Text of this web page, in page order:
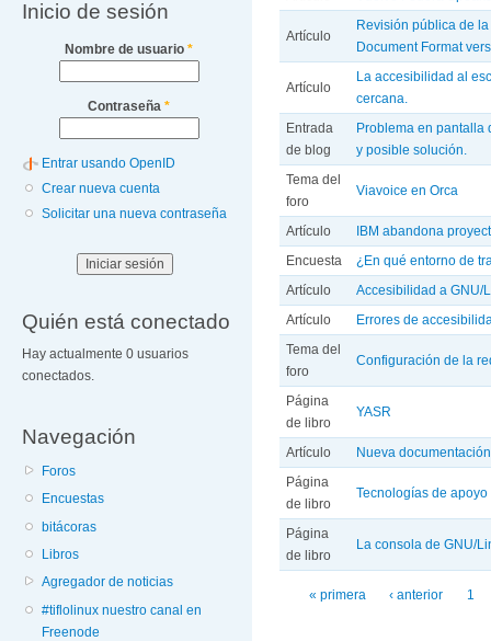
Inicio de sesión
Nombre de usuario *
Contraseña *
Entrar usando OpenID
Crear nueva cuenta
Solicitar una nueva contraseña
Quién está conectado
Hay actualmente 0 usuarios
conectados.
Navegación
Foros
Encuestas
bitácoras
Libros
Agregador de noticias
#tiflolinux nuestro canal en
Freenode
Artículo
Revisión pública de
Document Format
Artículo
La accesibilidad al
cercana.
Entrada
de blog
Problema en pantalla
y posible solución.
Tema del
foro
Viavoice en Orca
Artículo
IBM abandona
Encuesta
¿En qué entorno de
Artículo
Accesibilidad a GNU/
Artículo
Errores de
Tema del
foro
Configuración de la
Página
de libro
YASR
Artículo
Nueva
Página
de libro
Tecnologías de apoyo
Página
de libro
La consola de GNU/
Páginas
« primera ‹ anterior 1